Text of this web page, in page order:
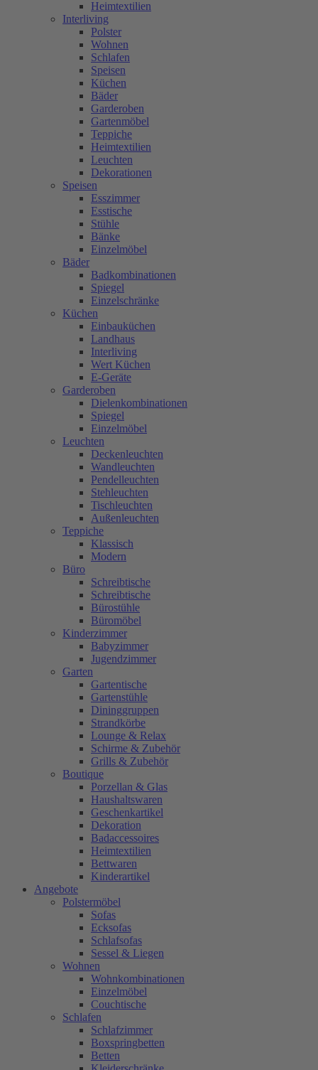
Heimtextilien
Interliving
Polster
Wohnen
Schlafen
Speisen
Küchen
Bäder
Garderoben
Gartenmöbel
Teppiche
Heimtextilien
Leuchten
Dekorationen
Speisen
Esszimmer
Esstische
Stühle
Bänke
Einzelmöbel
Bäder
Badkombinationen
Spiegel
Einzelschränke
Küchen
Einbauküchen
Landhaus
Interliving
Wert Küchen
E-Geräte
Garderoben
Dielenkombinationen
Spiegel
Einzelmöbel
Leuchten
Deckenleuchten
Wandleuchten
Pendelleuchten
Stehleuchten
Tischleuchten
Außenleuchten
Teppiche
Klassisch
Modern
Büro
Schreibtische
Schreibtische
Bürostühle
Büromöbel
Kinderzimmer
Babyzimmer
Jugendzimmer
Garten
Gartentische
Gartenstühle
Dininggruppen
Strandkörbe
Lounge & Relax
Schirme & Zubehör
Grills & Zubehör
Boutique
Porzellan & Glas
Haushaltswaren
Geschenkartikel
Dekoration
Badaccessoires
Heimtextilien
Bettwaren
Kinderartikel
Angebote
Polstermöbel
Sofas
Ecksofas
Schlafsofas
Sessel & Liegen
Wohnen
Wohnkombinationen
Einzelmöbel
Couchtische
Schlafen
Schlafzimmer
Boxspringbetten
Betten